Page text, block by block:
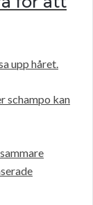
upp håret.
schampo kan